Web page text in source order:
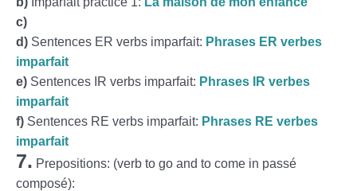
c)
d) Sentences ER verbs imparfait: Phrases ER verbes
imparfait
e) Sentences IR verbs imparfait: Phrases IR verbes
imparfait
f) Sentences RE verbs imparfait: Phrases RE verbes
imparfait
7. Prepositions: (verb to go and to come in passé
composé):